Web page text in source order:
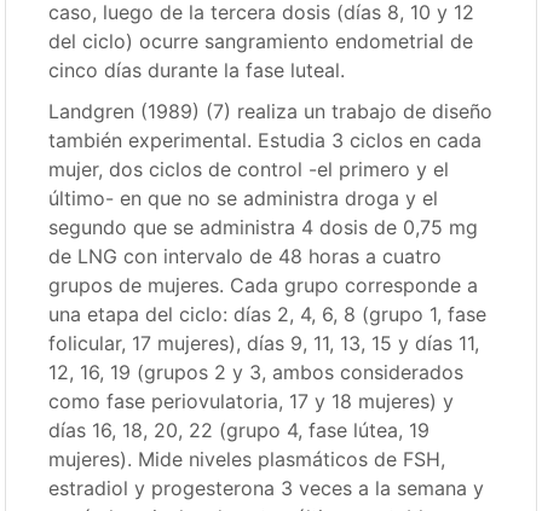
caso, luego de la tercera dosis (días 8, 10 y 12
del ciclo) ocurre sangramiento endometrial de
cinco días durante la fase luteal.
Landgren (1989) (7) realiza un trabajo de diseño
también experimental. Estudia 3 ciclos en cada
mujer, dos ciclos de control -el primero y el
último- en que no se administra droga y el
segundo que se administra 4 dosis de 0,75 mg
de LNG con intervalo de 48 horas a cuatro
grupos de mujeres. Cada grupo corresponde a
una etapa del ciclo: días 2, 4, 6, 8 (grupo 1, fase
folicular, 17 mujeres), días 9, 11, 13, 15 y días 11,
12, 16, 19 (grupos 2 y 3, ambos considerados
como fase periovulatoria, 17 y 18 mujeres) y
días 16, 18, 20, 22 (grupo 4, fase lútea, 19
mujeres). Mide niveles plasmáticos de FSH,
estradiol y progesterona 3 veces a la semana y